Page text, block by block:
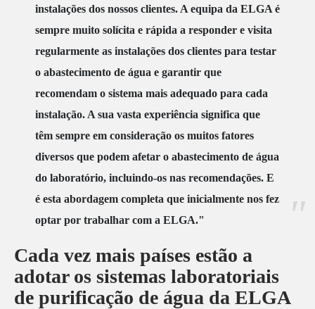
instalações dos nossos clientes. A equipa da ELGA é
sempre muito solícita e rápida a responder e visita
regularmente as instalações dos clientes para testar
o abastecimento de água e garantir que
recomendam o sistema mais adequado para cada
instalação. A sua vasta experiência significa que
têm sempre em consideração os muitos fatores
diversos que podem afetar o abastecimento de água
do laboratório, incluindo-os nas recomendações. E
é esta abordagem completa que inicialmente nos fez
optar por trabalhar com a ELGA."
Cada vez mais países estão a
adotar os sistemas laboratoriais
de purificação de água da ELGA